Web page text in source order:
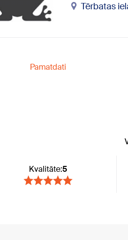
Tērbatas
Pamatdati
Kvalitāte:5